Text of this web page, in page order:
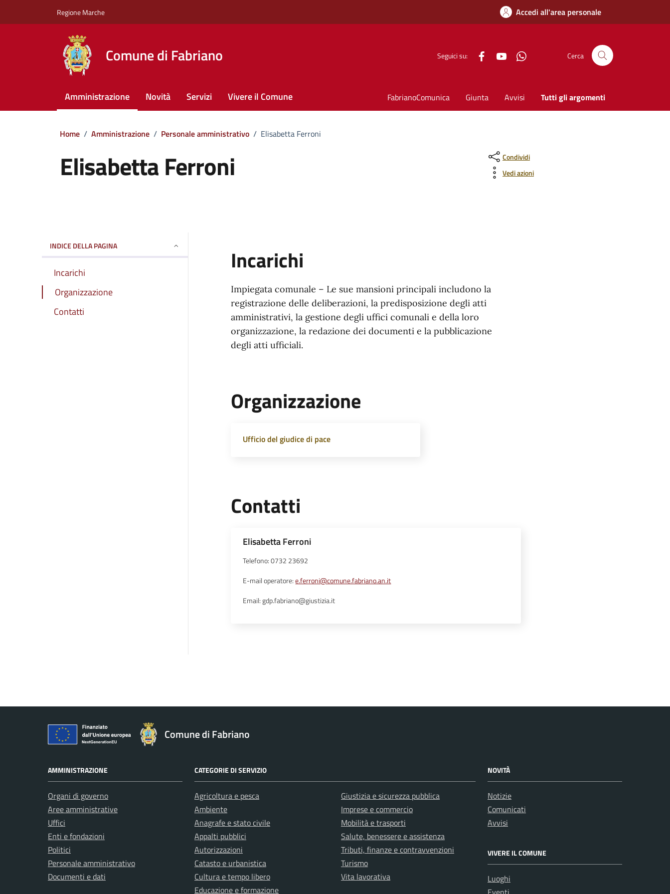
Regione Marche Accedi all'area personale
Comune di Fabriano Seguici su: FacebookYouTube Cerca
Amministrazione Novità Servizi Vivere il Comune FabrianoComunica Giunta Avvisi Tutti gli argomenti
Home / Amministrazione / Personale amministrativo / Elisabetta Ferroni
Elisabetta Ferroni
Condividi
Vedi azioni
INDICE DELLA PAGINA
Incarichi
Organizzazione
Contatti
Incarichi
Impiegata comunale – Le sue mansioni principali includono la
registrazione delle deliberazioni, la predisposizione degli atti
amministrativi, la gestione degli uffici comunali e della loro
organizzazione, la redazione dei documenti e la pubblicazione
degli atti ufficiali.
Organizzazione
Ufficio del giudice di pace
Contatti
Elisabetta Ferroni
Telefono: 0732 23692
E-mail operatore:e.ferroni@comune.fabriano.an.it
Email: gdp.fabriano@giustizia.it
Comune di Fabriano
AMMINISTRAZIONE
Organi di governo
Aree amministrative
Uffici
Enti e fondazioni
Politici
Personale amministrativo
Documenti e dati
CATEGORIE DI SERVIZIO
Agricoltura e pesca
Ambiente
Anagrafe e stato civile
Appalti pubblici
Autorizzazioni
Catasto e urbanistica
Cultura e tempo libero
Educazione e formazione
Giustizia e sicurezza pubblica
Imprese e commercio
Mobilità e trasporti
Salute, benessere e assistenza
Tributi, finanze e contravvenzioni
Turismo
Vita lavorativa
NOVITÀ
Notizie
Comunicati
Avvisi
VIVERE IL COMUNE
Luoghi